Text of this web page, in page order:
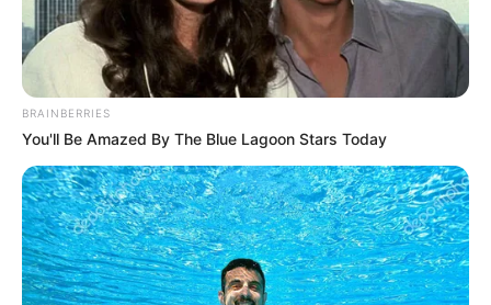
BRAINBERRIES
You'll Be Amazed By The Blue Lagoon Stars Today